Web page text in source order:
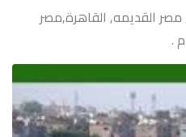
القديمه, القاهرة,مصر